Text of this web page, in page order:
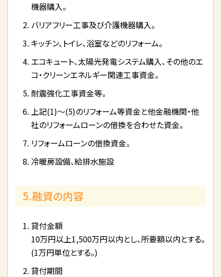
機器購入。
バリアフリー工事及び介護機器購入。
キッチン、トイレ、浴室などのリフォーム。
エコキュート、太陽光発電システム購入、その他のエ
コ・クリーンエネルギー関連工事資金。
耐震強化工事資金等。
上記(1)～(5)のリフォーム等資金と他金融機関・他
社のリフォームローンの借換を合わせた資金。
リフォームローンの借換資金。
冷暖房設備、給排水施設
5.融資の内容
貸付金額
10万円以上1,500万円以内とし、所要額以内とする。
(1万円単位とする。)
貸付期間